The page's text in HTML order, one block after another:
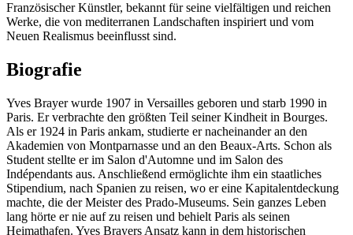
Französischer Künstler, bekannt für seine vielfältigen und reichen
Werke, die von mediterranen Landschaften inspiriert und vom
Neuen Realismus beeinflusst sind.
Biografie
Yves Brayer wurde 1907 in Versailles geboren und starb 1990 in
Paris. Er verbrachte den größten Teil seiner Kindheit in Bourges.
Als er 1924 in Paris ankam, studierte er nacheinander an den
Akademien von Montparnasse und an den Beaux-Arts. Schon als
Student stellte er im Salon d'Automne und im Salon des
Indépendants aus. Anschließend ermöglichte ihm ein staatliches
Stipendium, nach Spanien zu reisen, wo er eine Kapitalentdeckung
machte, die der Meister des Prado-Museums. Sein ganzes Leben
lang hörte er nie auf zu reisen und behielt Paris als seinen
Heimathafen. Yves Brayers Ansatz kann in dem historischen